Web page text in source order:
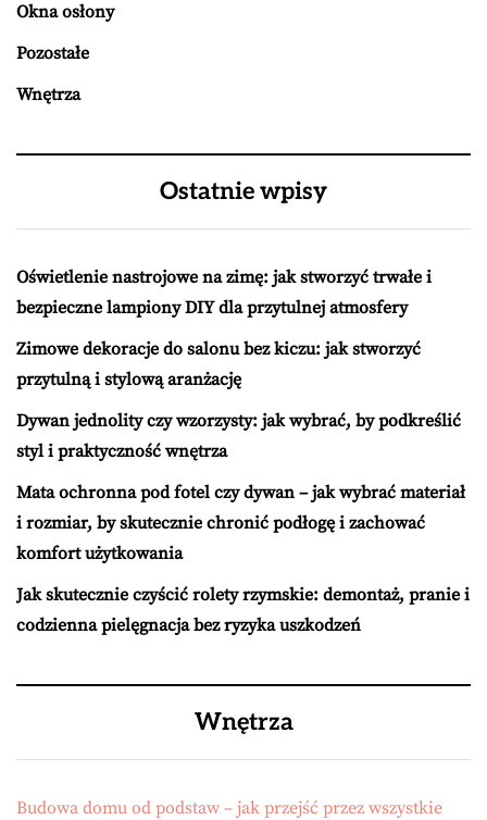
Okna osłony
Pozostałe
Wnętrza
Ostatnie wpisy
Oświetlenie nastrojowe na zimę: jak stworzyć trwałe i
bezpieczne lampiony DIY dla przytulnej atmosfery
Zimowe dekoracje do salonu bez kiczu: jak stworzyć
przytulną i stylową aranżację
Dywan jednolity czy wzorzysty: jak wybrać, by podkreślić
styl i praktyczność wnętrza
Mata ochronna pod fotel czy dywan – jak wybrać materiał
i rozmiar, by skutecznie chronić podłogę i zachować
komfort użytkowania
Jak skutecznie czyścić rolety rzymskie: demontaż, pranie i
codzienna pielęgnacja bez ryzyka uszkodzeń
Wnętrza
Budowa domu od podstaw – jak przejść przez wszystkie